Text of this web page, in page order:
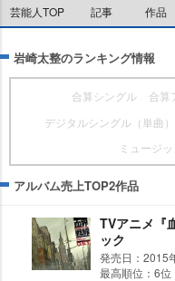
芸能人TOP 記事 作品
崎太整のランキング情報
合算シングル 合算
デジタルシングル（単曲）
ミュージ
アルバム売上TOP2作品
TVアニメ『
ック
発売日：2015
最高順位：6